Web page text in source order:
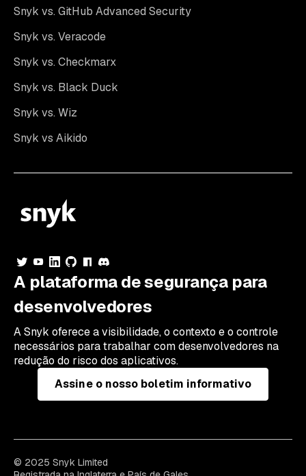
Snyk vs. GitHub Advanced Security
Snyk vs. Veracode
Snyk vs. Checkmarx
Snyk vs. Black Duck
Snyk vs. Wiz
Snyk vs Aikido
A plataforma de segurança para
desenvolvedores
A Snyk oferece a visibilidade, o contexto e o controle
necessários para trabalhar com desenvolvedores na
redução do risco dos aplicativos.
Assine o nosso boletim informativo
© 2025 Snyk Limited